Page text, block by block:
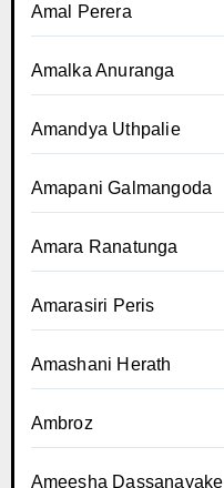
Amal Perera
Amalka Anuranga
Amandya Uthpalie
Amapani Galmangoda
Amara Ranatunga
Amarasiri Peris
Amashani Herath
Ambroz
Ameesha Dassanayake